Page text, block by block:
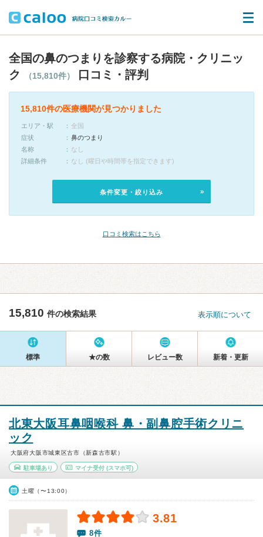
全国の鼻のつまりを診察する病院・クリニッ
ク
（15,810件） 口コミ・評判
15,810件の医療機関が見つかりました
エリア・駅
全国
症状
鼻のつまり
名称
なし
詳細条件
なし (曜日や時間帯を指定できます)
条件変更・絞り込み
口コミ検索はこちら
15,810 件の検索結果 表示順について
標準 ★の数 レビュー数 新着・更新
北東大阪耳鼻咽喉科 鼻・副鼻腔手術クリニ
ック
大阪府大阪市城東区古市（新森古市駅）
駐車場あり マイナ受付(スマホ可)
土曜（〜13:00）
3.81
8件